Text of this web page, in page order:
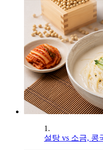
1.
설탕 vs 소금, 콩